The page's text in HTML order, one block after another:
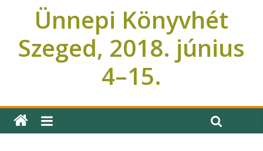
Ünnepi Könyvhét
Szeged, 2018. június
4–15.